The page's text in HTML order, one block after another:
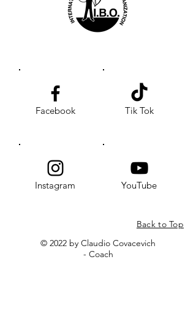
Facebook Tik Tok
Instagram YouTube
Back to Top
© 2022 by Claudio Covacevich
- Coach